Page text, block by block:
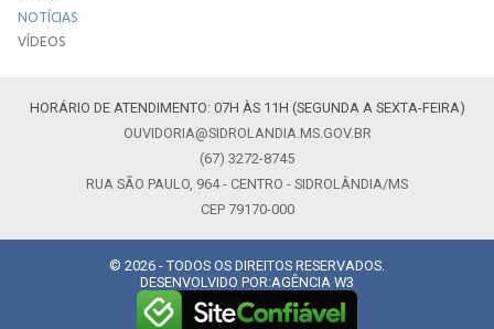
NOTÍCIAS
VÍDEOS
HORÁRIO DE ATENDIMENTO: 07H ÀS 11H (SEGUNDA A SEXTA-FEIRA)
OUVIDORIA@SIDROLANDIA.MS.GOV.BR
(67) 3272-8745
RUA SÃO PAULO, 964 - CENTRO - SIDROLÂNDIA/MS
CEP 79170-000
© 2026 - TODOS OS DIREITOS RESERVADOS.
DESENVOLVIDO POR:AGÊNCIA W3